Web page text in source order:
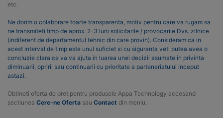
etc.
Ne dorim o colaborare foarte transparenta, motiv pentru care va rugam sa
ne transmiteti timp de aprox. 2-3 luni solicitarile / provocarile Dvs. zilnice
(indiferent de departamentul tehnic din care provin). Consideram ca in
acest interval de timp este unul suficiet si cu siguranta veti putea avea o
concluzie clara ce va va ajuta in luarea unei decizii asumate in privinta
diminuarii, opririi sau continuarii cu prioritate a parteneriatului inceput
astazi.
Obtineti oferta de pret pentru produsele Appa Technology accesand
sectiunea Cere-ne Oferta sau Contact din meniu.